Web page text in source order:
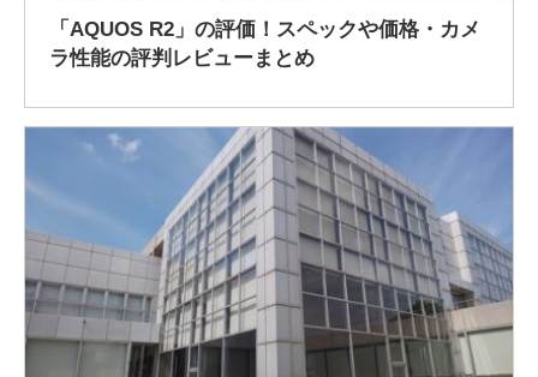
「AQUOS R2」の評価！スペックや価格・カメ
ラ性能の評判レビューまとめ